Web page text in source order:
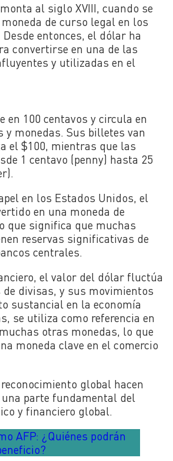
al siglo XVIII, cuando se
de curso legal en los
entonces, el dólar ha
convertirse en una de las
y utilizadas en el
en 100 centavos y circula en
y monedas. Sus billetes van
el $100, mientras que las
1 centavo (penny) hasta 25
en los Estados Unidos, el
en una moneda de
que significa que muchas
reservas significativas de
centrales.
el valor del dólar fluctúa
de divisas, y sus movimientos
sustancial en la economía
se utiliza como referencia en
otras monedas, lo que
moneda clave en el comercio
global hacen
una parte fundamental del
y financiero global.
AFP: ¿Quiénes podrán